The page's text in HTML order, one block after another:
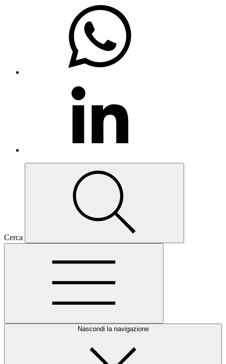
Cerca
Nascondi la navigazione